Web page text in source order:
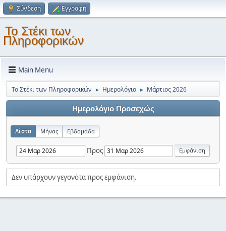
Σύνδεση Εγγραφή
Το Στέκι των
Πληροφορικών
Main Menu
Το Στέκι των Πληροφορικών ► Ημερολόγιο ► Μάρτιος 2026
Ημερολόγιο Προσεχώς
Λίστα Μήνας Εβδομάδα
Προς
Δεν υπάρχουν γεγονότα προς εμφάνιση.